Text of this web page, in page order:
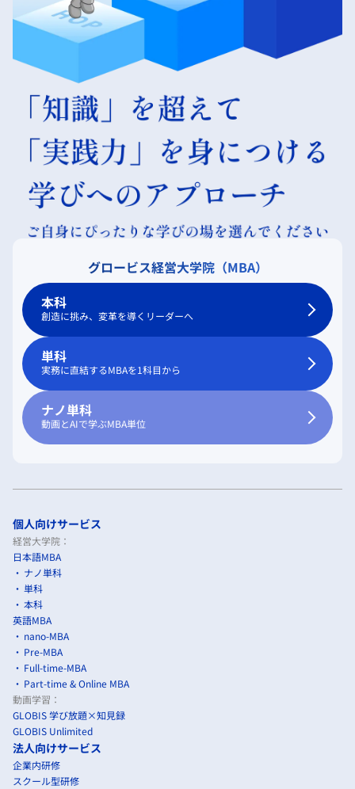
グロービス経営大学院（MBA）
本科
創造に挑み、変革を導くリーダーへ
単科
実務に直結するMBAを1科目から
ナノ単科
動画とAIで学ぶMBA単位
個人向けサービス
経営大学院：
日本語MBA
ナノ単科
単科
本科
英語MBA
nano-MBA
Pre-MBA
Full-time-MBA
Part-time & Online MBA
動画学習：
GLOBIS 学び放題×知見録
GLOBIS Unlimited
法人向けサービス
企業内研修
スクール型研修